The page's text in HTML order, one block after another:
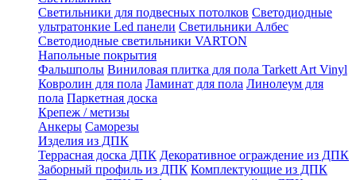
Светильники для подвесных потолков Светодиодные
ультратонкие Led панели Светильники Албес
Светодиодные светильники VARTON
Напольные покрытия
Фальшполы Виниловая плитка для пола Tarkett Art Vinyl
Ковролин для пола Ламинат для пола Линолеум для
пола Паркетная доска
Крепеж / метизы
Анкеры Саморезы
Изделия из ДПК
Террасная доска ДПК Декоративное ограждение из ДПК
Заборный профиль из ДПК Комплектующие из ДПК